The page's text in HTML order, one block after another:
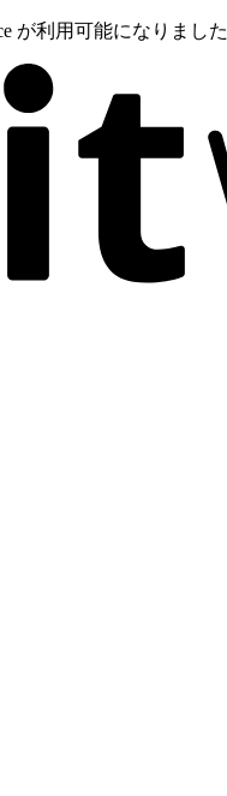
が利用可能になりました